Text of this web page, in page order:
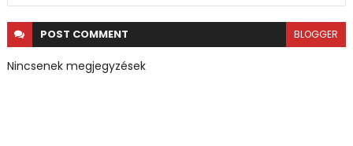
POST COMMENT BLOGGER
Nincsenek megjegyzések